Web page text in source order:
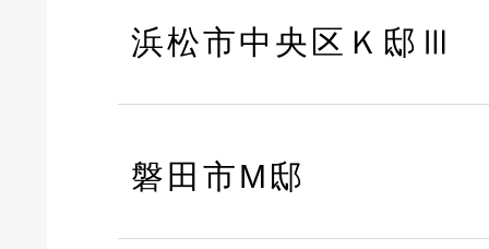
浜松市中央区Ｋ邸Ⅲ
磐田市M邸